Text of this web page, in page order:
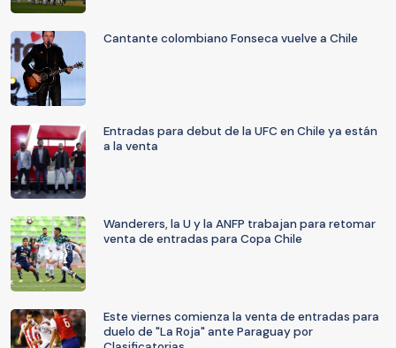
Cantante colombiano Fonseca vuelve a Chile
Entradas para debut de la UFC en Chile ya están
a la venta
Wanderers, la U y la ANFP trabajan para retomar
venta de entradas para Copa Chile
Este viernes comienza la venta de entradas para
duelo de "La Roja" ante Paraguay por